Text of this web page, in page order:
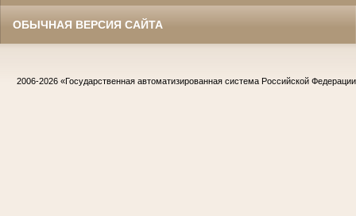
ОБЫЧНАЯ ВЕРСИЯ САЙТА
2006-2026 «Государственная автоматизированная система Российской